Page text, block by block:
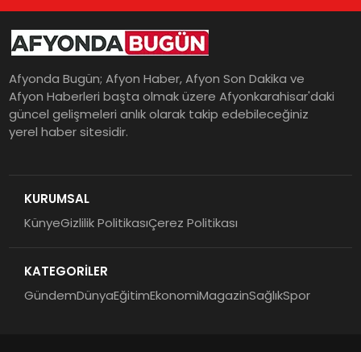
Afyonda Bugün; Afyon Haber, Afyon Son Dakika ve
Afyon Haberleri başta olmak üzere Afyonkarahisar'daki
güncel gelişmeleri anlık olarak takip edebileceğiniz
yerel haber sitesidir.
KURUMSAL
KünyeGizlilik PolitikasıÇerez Politikası
KATEGORİLER
GündemDünyaEğitimEkonomiMagazinSağlıkSpor